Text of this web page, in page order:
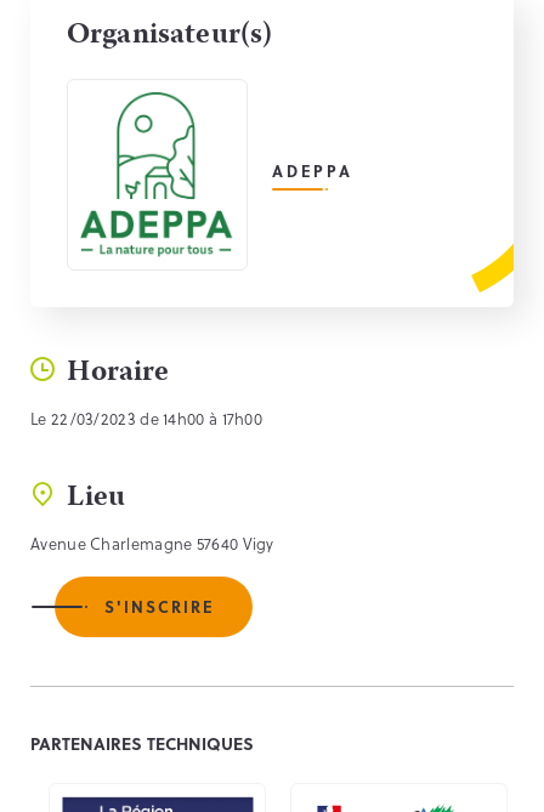
Organisateur(s)
ADEPPA
Horaire
Le 22/03/2023 de 14h00 à 17h00
Lieu
Avenue Charlemagne 57640 Vigy
S'INSCRIRE
PARTENAIRES TECHNIQUES